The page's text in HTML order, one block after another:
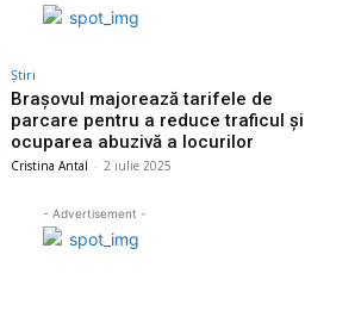
Știri
Brașovul majorează tarifele de
parcare pentru a reduce traficul și
ocuparea abuzivă a locurilor
Cristina Antal - 2 iulie 2025
- Advertisement -